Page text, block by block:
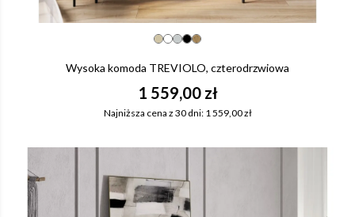
Wysoka komoda TREVIOLO, czterodrzwiowa
1 559,00 zł
Najniższa cena z 30 dni: 1 559,00 zł